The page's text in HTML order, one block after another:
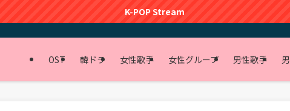
K-POP Stream
OST 韓ドラ 女性歌手 女性グループ 男性歌手